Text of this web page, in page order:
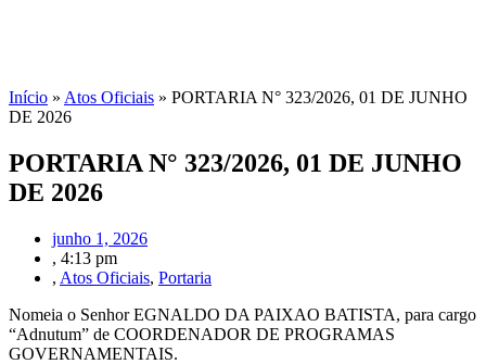
Início » Atos Oficiais » PORTARIA N° 323/2026, 01 DE JUNHO
DE 2026
PORTARIA N° 323/2026, 01 DE JUNHO
DE 2026
junho 1, 2026
, 4:13 pm
, Atos Oficiais, Portaria
Nomeia o Senhor EGNALDO DA PAIXAO BATISTA, para cargo
“Adnutum” de COORDENADOR DE PROGRAMAS
GOVERNAMENTAIS.